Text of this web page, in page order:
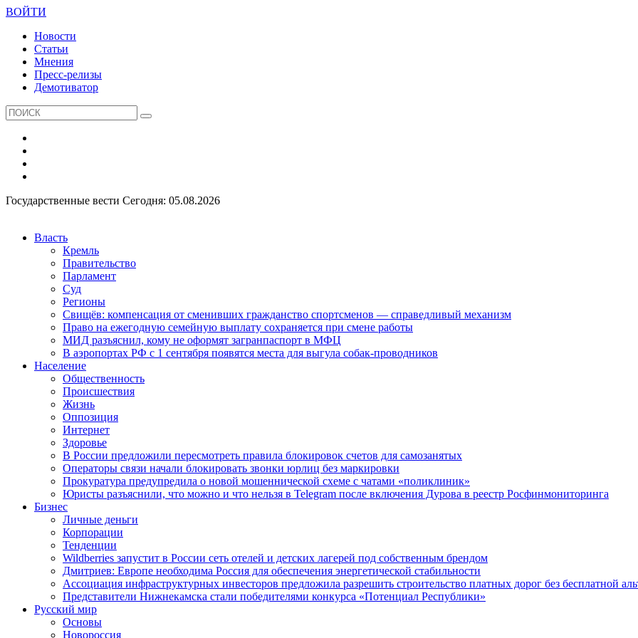
ВОЙТИ
Новости
Статьи
Мнения
Пресс-релизы
Демотиватор
Государственные вести Сегодня: 05.08.2026
Власть
Кремль
Правительство
Парламент
Суд
Регионы
Свищёв: компенсация от сменивших гражданство спортсменов — справедливый механизм
Право на ежегодную семейную выплату сохраняется при смене работы
МИД разъяснил, кому не оформят загранпаспорт в МФЦ
В аэропортах РФ с 1 сентября появятся места для выгула собак-проводников
Население
Общественность
Происшествия
Жизнь
Оппозиция
Интернет
Здоровье
В России предложили пересмотреть правила блокировок счетов для самозанятых
Операторы связи начали блокировать звонки юрлиц без маркировки
Прокуратура предупредила о новой мошеннической схеме с чатами «поликлиник»
Юристы разъяснили, что можно и что нельзя в Telegram после включения Дурова в реестр Росфинмониторинга
Бизнес
Личные деньги
Корпорации
Тенденции
Wildberries запустит в России сеть отелей и детских лагерей под собственным брендом
Дмитриев: Европе необходима Россия для обеспечения энергетической стабильности
Ассоциация инфраструктурных инвесторов предложила разрешить строительство платных дорог без бесплатной
Представители Нижнекамска стали победителями конкурса «Потенциал Республики»
Русский мир
Основы
Новороссия